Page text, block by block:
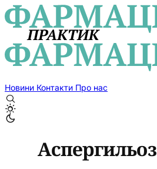
Новини Контакти Про нас
Аспергильоз